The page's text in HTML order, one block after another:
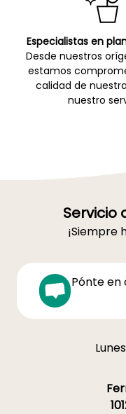
Especialistas en
Desde nuestros
estamos
calidad de
nuestro
Servicio
¡Siempre
Pónte en